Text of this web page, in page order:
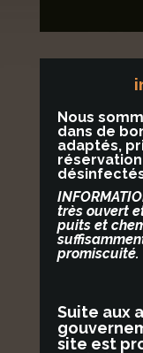
Nous
dans de
adaptés,
I
très ouvert
puits et
promiscuité.
Suite aux
site est